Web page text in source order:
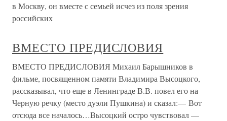
в Москву, он вместе с семьей исчез из поля зрения
российских
ВМЕСТО ПРЕДИСЛОВИЯ
ВМЕСТО ПРЕДИСЛОВИЯ Михаил Барышников в
фильме, посвященном памяти Владимира Высоцкого,
рассказывал, что еще в Ленинграде В.В. повел его на
Черную речку (место дуэли Пушкина) и сказал:— Вот
отсюда все началось…Высоцкий остро чувствовал —